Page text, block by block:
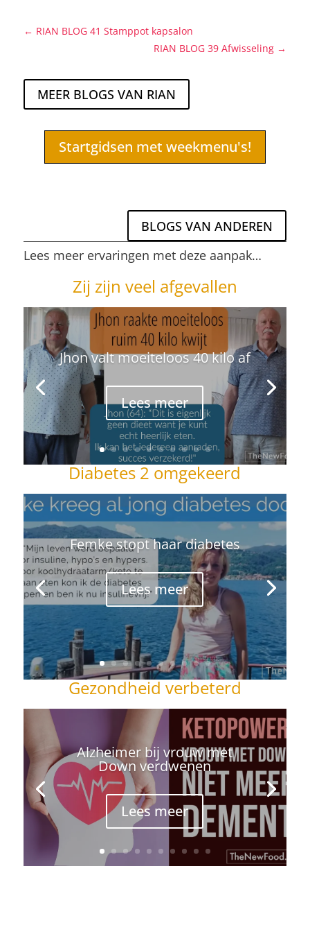
← RIAN BLOG 41 Stamppot kapsalon
RIAN BLOG 39 Afwisseling→
MEER BLOGS VAN RIAN
Startgidsen met weekmenu's!
BLOGS VAN ANDEREN
Lees meer ervaringen met deze aanpak…
Zij zijn veel afgevallen
Jhon valt moeiteloos 40 kilo af
Lees meer
Diabetes 2 omgekeerd
Femke stopt haar diabetes
Lees meer
Gezondheid verbeterd
Alzheimer bij vrouw met
Down verdwenen
Lees meer